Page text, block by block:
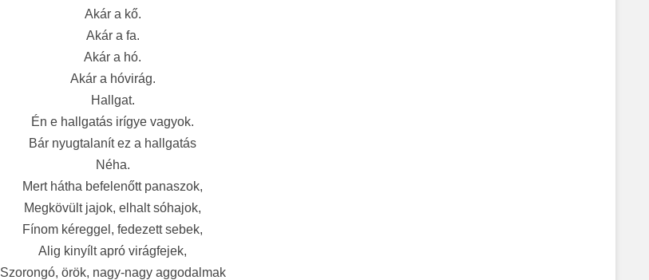
Akár a kő.
Akár a fa.
Akár a hó.
Akár a hóvirág.
Hallgat.
Én e hallgatás irígye vagyok.
Bár nyugtalanít ez a hallgatás
Néha.
Mert hátha befelenőtt panaszok,
Megkövült jajok, elhalt sóhajok,
Fínom kéreggel, fedezett sebek,
Alig kinyílt apró virágfejek,
Szorongó, örök, nagy-nagy aggodalmak